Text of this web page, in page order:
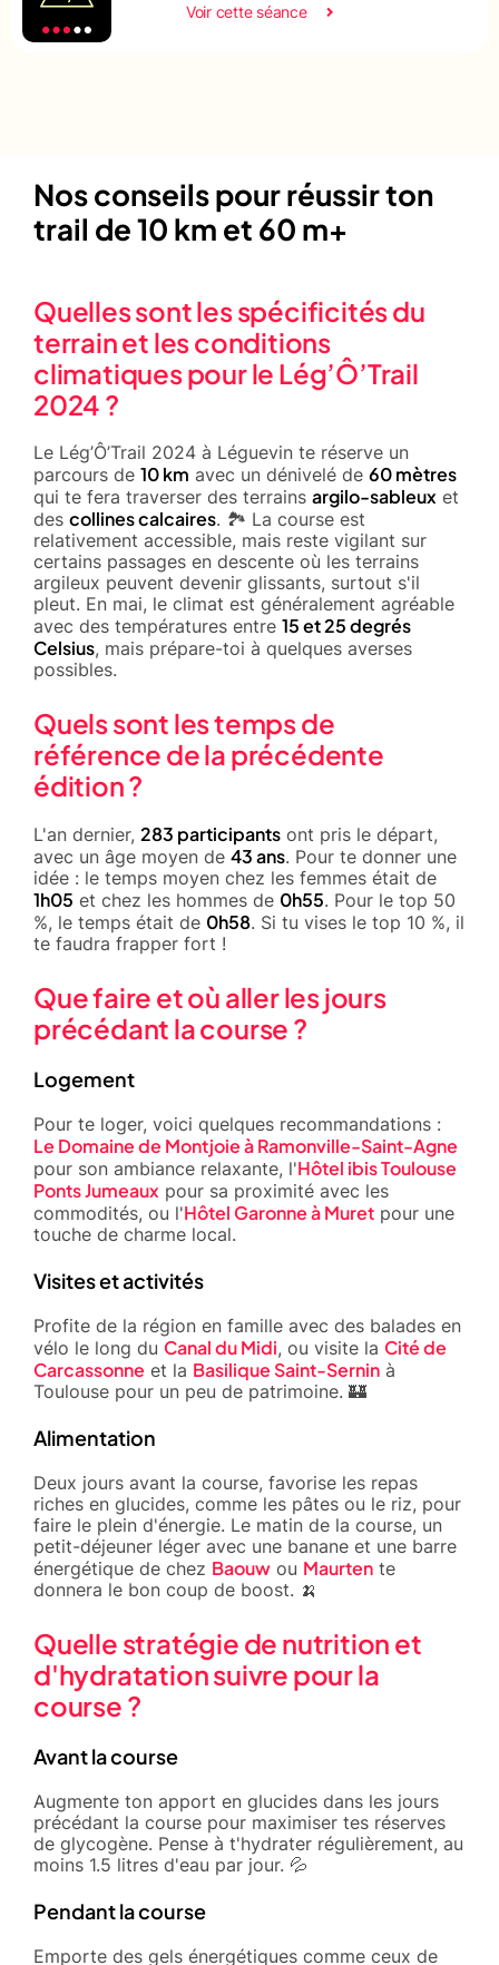
Voir cette séance
Nos conseils pour réussir ton
trail de 10 km et 60 m+
Quelles sont les spécificités du
terrain et les conditions
climatiques pour le Lég’Ô’Trail
2024 ?
Le Lég’Ô’Trail 2024 à Léguevin te réserve un
parcours de 10 km avec un dénivelé de 60 mètres
qui te fera traverser des terrains argilo-sableux et
des collines calcaires. 🏞️ La course est
relativement accessible, mais reste vigilant sur
certains passages en descente où les terrains
argileux peuvent devenir glissants, surtout s'il
pleut. En mai, le climat est généralement agréable
avec des températures entre 15 et 25 degrés
Celsius, mais prépare-toi à quelques averses
possibles.
Quels sont les temps de
référence de la précédente
édition ?
L'an dernier, 283 participants ont pris le départ,
avec un âge moyen de 43 ans. Pour te donner une
idée : le temps moyen chez les femmes était de
1h05 et chez les hommes de 0h55. Pour le top 50
%, le temps était de 0h58. Si tu vises le top 10 %, il
te faudra frapper fort !
Que faire et où aller les jours
précédant la course ?
Logement
Pour te loger, voici quelques recommandations :
Le Domaine de Montjoie à Ramonville-Saint-Agne
pour son ambiance relaxante, l'Hôtel ibis Toulouse
Ponts Jumeaux pour sa proximité avec les
commodités, ou l'Hôtel Garonne à Muret pour une
touche de charme local.
Visites et activités
Profite de la région en famille avec des balades en
vélo le long du Canal du Midi, ou visite la Cité de
Carcassonne et la Basilique Saint-Sernin à
Toulouse pour un peu de patrimoine. 🏰
Alimentation
Deux jours avant la course, favorise les repas
riches en glucides, comme les pâtes ou le riz, pour
faire le plein d'énergie. Le matin de la course, un
petit-déjeuner léger avec une banane et une barre
énergétique de chez Baouw ou Maurten te
donnera le bon coup de boost. 🍌
Quelle stratégie de nutrition et
d'hydratation suivre pour la
course ?
Avant la course
Augmente ton apport en glucides dans les jours
précédant la course pour maximiser tes réserves
de glycogène. Pense à t'hydrater régulièrement, au
moins 1.5 litres d'eau par jour. 💦
Pendant la course
Emporte des gels énergétiques comme ceux de